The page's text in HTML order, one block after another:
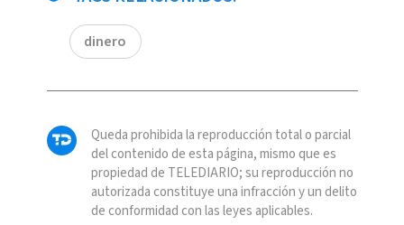
dinero
Queda prohibida la reproducción total o parcial
del contenido de esta página, mismo que es
propiedad de TELEDIARIO; su reproducción no
autorizada constituye una infracción y un delito
de conformidad con las leyes aplicables.